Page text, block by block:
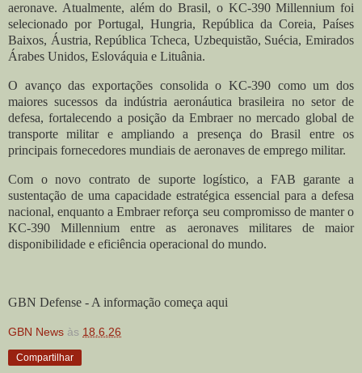
aeronave. Atualmente, além do Brasil, o KC-390 Millennium foi
selecionado por Portugal, Hungria, República da Coreia, Países
Baixos, Áustria, República Tcheca, Uzbequistão, Suécia, Emirados
Árabes Unidos, Eslováquia e Lituânia.
O avanço das exportações consolida o KC-390 como um dos
maiores sucessos da indústria aeronáutica brasileira no setor de
defesa, fortalecendo a posição da Embraer no mercado global de
transporte militar e ampliando a presença do Brasil entre os
principais fornecedores mundiais de aeronaves de emprego militar.
Com o novo contrato de suporte logístico, a FAB garante a
sustentação de uma capacidade estratégica essencial para a defesa
nacional, enquanto a Embraer reforça seu compromisso de manter o
KC-390 Millennium entre as aeronaves militares de maior
disponibilidade e eficiência operacional do mundo.
GBN Defense - A informação começa aqui
GBN News às 18.6.26
Compartilhar